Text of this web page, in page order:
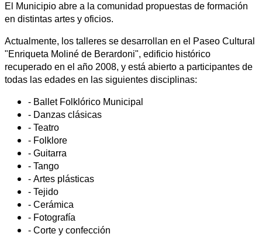
El Municipio abre a la comunidad propuestas de formación
en distintas artes y oficios.
Actualmente, los talleres se desarrollan en el Paseo Cultural
"Enriqueta Moliné de Berardoni", edificio histórico
recuperado en el año 2008, y está abierto a participantes de
todas las edades en las siguientes disciplinas:
- Ballet Folklórico Municipal
- Danzas clásicas
- Teatro
- Folklore
- Guitarra
- Tango
- Artes plásticas
- Tejido
- Cerámica
- Fotografía
- Corte y confección